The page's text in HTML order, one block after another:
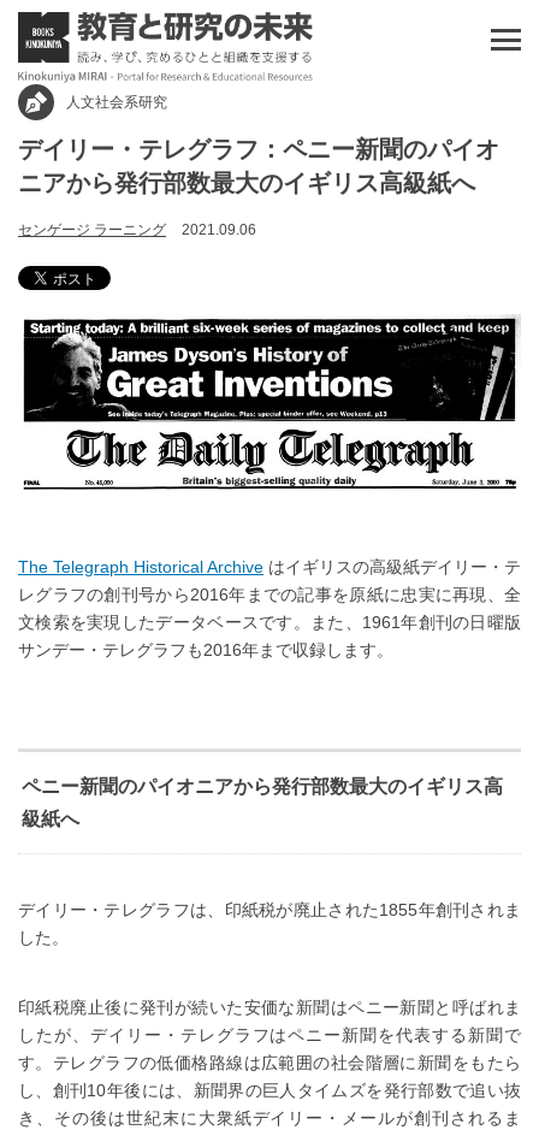
人文社会系研究
デイリー・テレグラフ：ペニー新聞のパイオ
ニアから発行部数最大のイギリス高級紙へ
センゲージ ラーニング 2021.09.06
The Telegraph Historical Archive はイギリスの高級紙デイリー・テ
レグラフの創刊号から2016年までの記事を原紙に忠実に再現、全
文検索を実現したデータベースです。また、1961年創刊の日曜版
サンデー・テレグラフも2016年まで収録します。
ペニー新聞のパイオニアから発行部数最大のイギリス高
級紙へ
デイリー・テレグラフは、印紙税が廃止された1855年創刊されま
した。
印紙税廃止後に発刊が続いた安価な新聞はペニー新聞と呼ばれま
したが、デイリー・テレグラフはペニー新聞を代表する新聞で
す。テレグラフの低価格路線は広範囲の社会階層に新聞をもたら
し、創刊10年後には、新聞界の巨人タイムズを発行部数で追い抜
き、その後は世紀末に大衆紙デイリー・メールが創刊されるま